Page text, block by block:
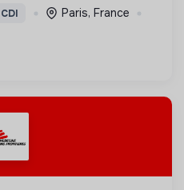
CDI
Paris, France